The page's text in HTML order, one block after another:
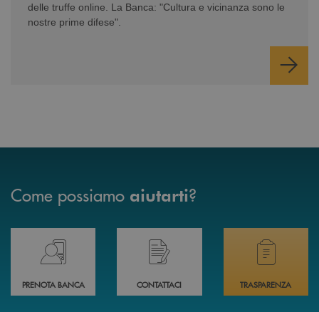
delle truffe online. La Banca: "Cultura e vicinanza sono le
nostre prime difese".
Come possiamo aiutarti?
Prenota il tuo appuntamento in Filiale direttamente da casa 24h su 24h
PRENOTA BANCA
Hai bisogno di assistenza immediata?
CONTATTACI
Hai bisogno di
TRASPARENZA